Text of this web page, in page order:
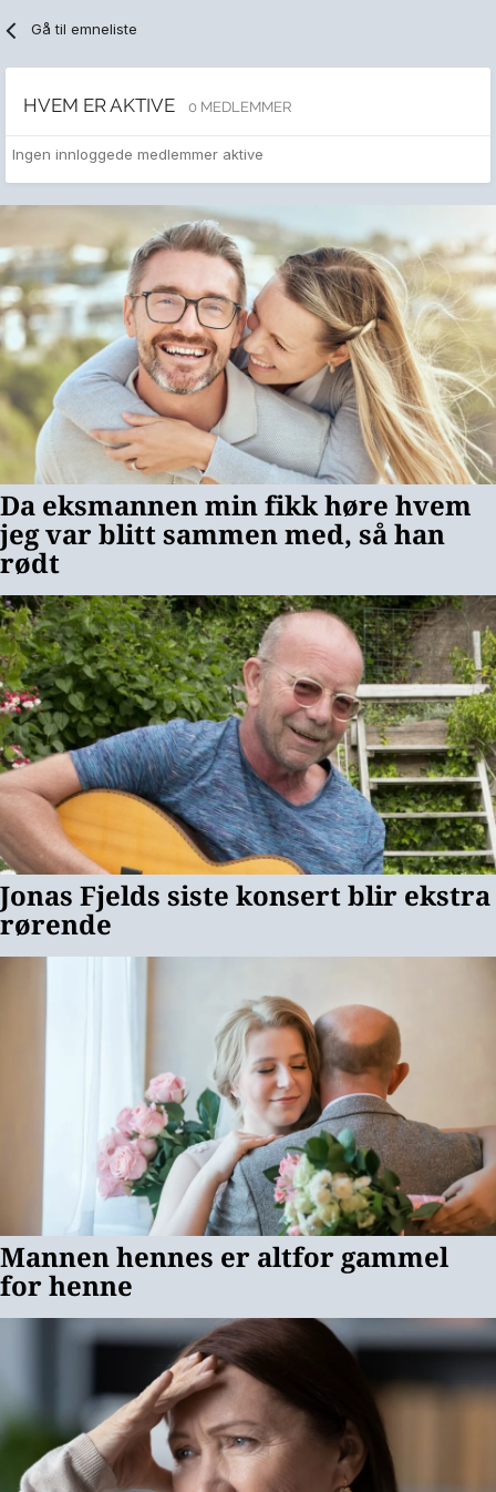
Gå til emneliste
HVEM ER AKTIVE 0 MEDLEMMER
Ingen innloggede medlemmer aktive